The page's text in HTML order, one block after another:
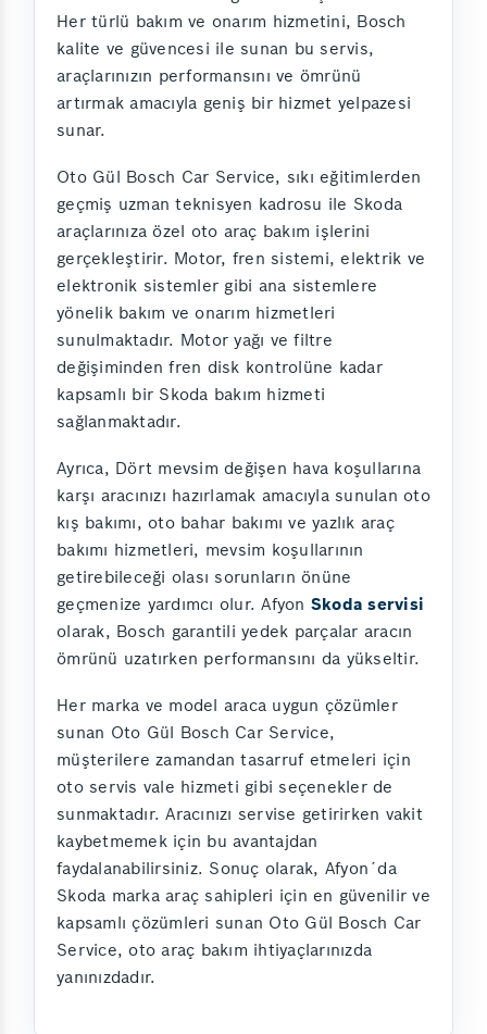
Her türlü bakım ve onarım hizmetini, Bosch
kalite ve güvencesi ile sunan bu servis,
araçlarınızın performansını ve ömrünü
artırmak amacıyla geniş bir hizmet yelpazesi
sunar.
Oto Gül Bosch Car Service, sıkı eğitimlerden
geçmiş uzman teknisyen kadrosu ile Skoda
araçlarınıza özel oto araç bakım işlerini
gerçekleştirir. Motor, fren sistemi, elektrik ve
elektronik sistemler gibi ana sistemlere
yönelik bakım ve onarım hizmetleri
sunulmaktadır. Motor yağı ve filtre
değişiminden fren disk kontrolüne kadar
kapsamlı bir Skoda bakım hizmeti
sağlanmaktadır.
Ayrıca, Dört mevsim değişen hava koşullarına
karşı aracınızı hazırlamak amacıyla sunulan oto
kış bakımı, oto bahar bakımı ve yazlık araç
bakımı hizmetleri, mevsim koşullarının
getirebileceği olası sorunların önüne
geçmenize yardımcı olur. Afyon Skoda servisi
olarak, Bosch garantili yedek parçalar aracın
ömrünü uzatırken performansını da yükseltir.
Her marka ve model araca uygun çözümler
sunan Oto Gül Bosch Car Service,
müşterilere zamandan tasarruf etmeleri için
oto servis vale hizmeti gibi seçenekler de
sunmaktadır. Aracınızı servise getirirken vakit
kaybetmemek için bu avantajdan
faydalanabilirsiniz. Sonuç olarak, Afyon´da
Skoda marka araç sahipleri için en güvenilir ve
kapsamlı çözümleri sunan Oto Gül Bosch Car
Service, oto araç bakım ihtiyaçlarınızda
yanınızdadır.